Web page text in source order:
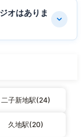
オはありま
二子新地駅(24)
久地駅(20)